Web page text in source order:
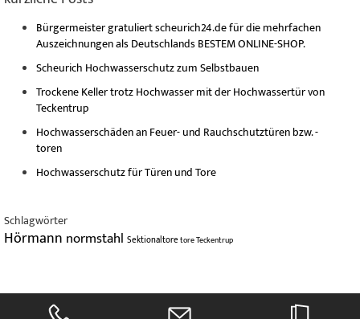
Bürgermeister gratuliert scheurich24.de für die mehrfachen
Auszeichnungen als Deutschlands BESTEM ONLINE-SHOP.
Scheurich Hochwasserschutz zum Selbstbauen
Trockene Keller trotz Hochwasser mit der Hochwassertür von
Teckentrup
Hochwasserschäden an Feuer- und Rauchschutztüren bzw. -
toren
Hochwasserschutz für Türen und Tore
Schlagwörter
Hörmann normstahl SektionaltoretoreTeckentrup